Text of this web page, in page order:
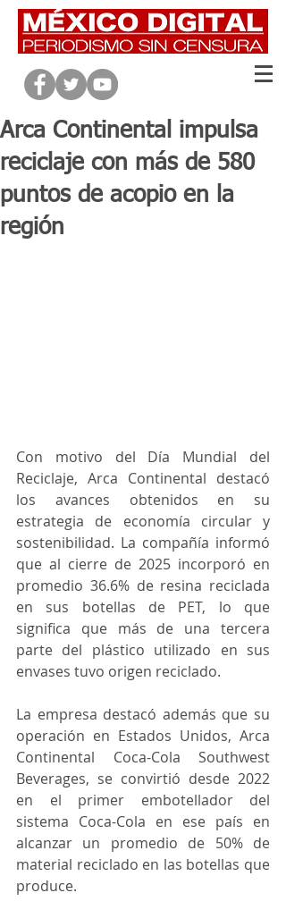
Arca Continental impulsa
reciclaje con más de 580
puntos de acopio en la
región
Con motivo del Día Mundial del
Reciclaje, Arca Continental destacó
los avances obtenidos en su
estrategia de economía circular y
sostenibilidad. La compañía informó
que al cierre de 2025 incorporó en
promedio 36.6% de resina reciclada
en sus botellas de PET, lo que
significa que más de una tercera
parte del plástico utilizado en sus
envases tuvo origen reciclado.
La empresa destacó además que su
operación en Estados Unidos, Arca
Continental Coca-Cola Southwest
Beverages, se convirtió desde 2022
en el primer embotellador del
sistema Coca-Cola en ese país en
alcanzar un promedio de 50% de
material reciclado en las botellas que
produce.